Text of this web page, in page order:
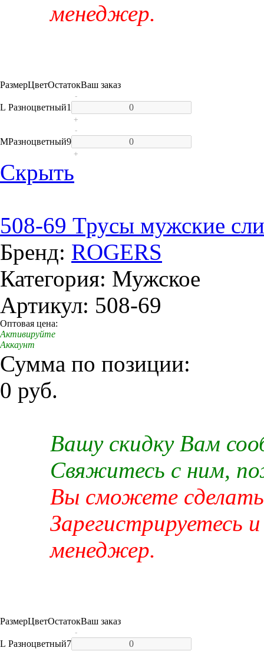
менеджер.
РазмерЦветОстатокВаш заказ
L Разноцветный1
-
+
MРазноцветный9
-
+
Скрыть
508-69 Трусы мужские
Бренд: ROGERS
Категория: Мужское
Артикул: 508-69
Оптовая цена:
Активируйте
Аккаунт
Сумма по позиции:
0 руб.
Вашу скидку Вам
Свяжитесь с ним,
Вы сможете сделать
Зарегистрируетесь
менеджер.
РазмерЦветОстатокВаш заказ
L Разноцветный7
-